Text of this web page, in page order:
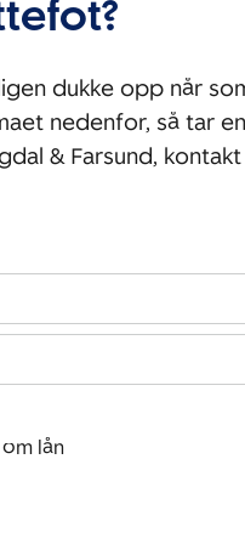
dukke opp når
nedenfor, så tar
& Farsund,
lån